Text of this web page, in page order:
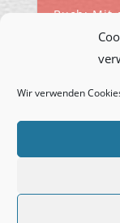
Wir verwenden
Buch: Mit
© 2022. R.
Ahornweg 1